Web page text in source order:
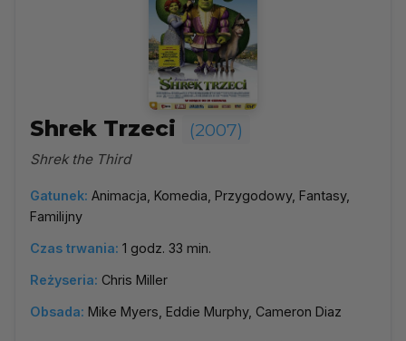
Shrek Trzeci (2007)
Shrek the Third
Gatunek: Animacja, Komedia, Przygodowy, Fantasy,
Familijny
Czas trwania: 1 godz. 33 min.
Reżyseria: Chris Miller
Obsada: Mike Myers, Eddie Murphy, Cameron Diaz